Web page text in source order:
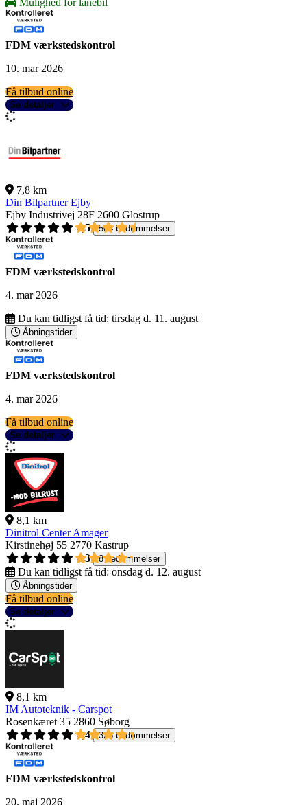
Mulighed for lånebil
FDM værkstedskontrol
10. mar 2026
Få tilbud online
Se detaljer
7,8 km
Din Bilpartner Ejby
Ejby Industrivej 28F 2600 Glostrup
4,5
504 bedømmelser
FDM værkstedskontrol
4. mar 2026
Du kan tidligst få tid: tirsdag d. 11. august
Åbningstider
FDM værkstedskontrol
4. mar 2026
Få tilbud online
Se detaljer
8,1 km
Dinitrol Center Amager
Kirstinehøj 55 2770 Kastrup
4,3
8 bedømmelser
Du kan tidligst få tid: onsdag d. 12. august
Åbningstider
Få tilbud online
Se detaljer
8,1 km
IM Autoteknik - Carspot
Rosenkæret 35 2860 Søborg
4,4
326 bedømmelser
FDM værkstedskontrol
20. maj 2026